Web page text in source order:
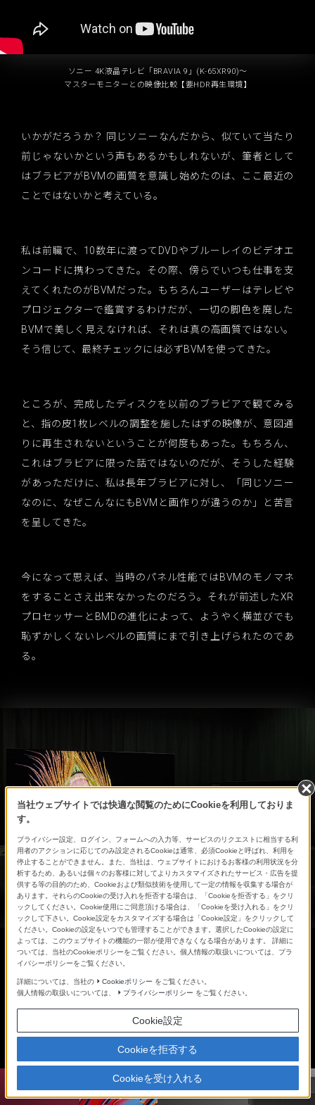
ソニー 4K液晶テレビ「BRAVIA 9」(K-65XR90)～
マスターモニターとの映像比較【要HDR再生環境】
いかがだろうか？ 同じソニーなんだから、似ていて当たり
前じゃないかという声もあるかもしれないが、筆者として
はブラビアがBVMの画質を意識し始めたのは、ここ最近の
ことではないかと考えている。
私は前職で、10数年に渡ってDVDやブルーレイのビデオエ
ンコードに携わってきた。その際、傍らでいつも仕事を支
えてくれたのがBVMだった。もちろんユーザーはテレビや
プロジェクターで鑑賞するわけだが、一切の脚色を廃した
BVMで美しく見えなければ、それは真の高画質ではない。
そう信じて、最終チェックには必ずBVMを使ってきた。
ところが、完成したディスクを以前のブラビアで観てみる
と、指の皮1枚レベルの調整を施したはずの映像が、意図通
りに再生されないということが何度もあった。もちろん、
これはブラビアに限った話ではないのだが、そうした経験
があっただけに、私は長年ブラビアに対し、「同じソニー
なのに、なぜこんなにもBVMと画作りが違うのか」と苦言
を呈してきた。
今になって思えば、当時のパネル性能ではBVMのモノマネ
をすることさえ出来なかったのだろう。それが前述したXR
プロセッサーとBMDの進化によって、ようやく横並びでも
恥ずかしくないレベルの画質にまで引き上げられたのであ
る。
当社ウェブサイトでは快適な閲覧のためにCookieを利用しておりま
す。
プライバシー設定、ログイン、フォームへの入力等、サービスのリクエストに相当する利
用者のアクションに応じてのみ設定されるCookieは通常、必須Cookieと呼ばれ、利用を
停止することができません。また、当社は、ウェブサイトにおけるお客様の利用状況を分
析するため、あるいは個々のお客様に対してよりカスタマイズされたサービス・広告を提
供する等の目的のため、Cookieおよび類似技術を使用して一定の情報を収集する場合が
あります。それらのCookieの受け入れを拒否する場合は、「Cookieを拒否する」をクリ
ックしてください。Cookie使用にご同意頂ける場合は、「Cookieを受け入れる」をクリ
ックして下さい。Cookie設定をカスタマイズする場合は「Cookie設定」をクリックして
ください。Cookieの設定をいつでも管理することができます。選択したCookieの設定に
よっては、このウェブサイトの機能の一部が使用できなくなる場合があります。 詳細に
ついては、当社のCookieポリシーをご覧ください。個人情報の取扱いについては、プラ
イバシーポリシーをご覧ください。
詳細については、当社の Cookieポリシー をご覧ください。
個人情報の取扱いについては、
プライバシーポリシー をご覧ください。
Cookie設定
Cookieを拒否する
Cookieを受け入れる